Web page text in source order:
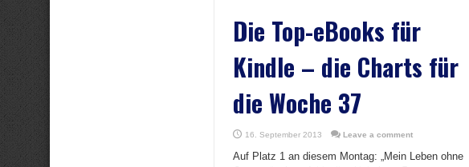
Die Top-eBooks für
Kindle – die Charts für
die Woche 37
16. September 2013 Leave a comment
Auf Platz 1 an diesem Montag: „Mein Leben ohne